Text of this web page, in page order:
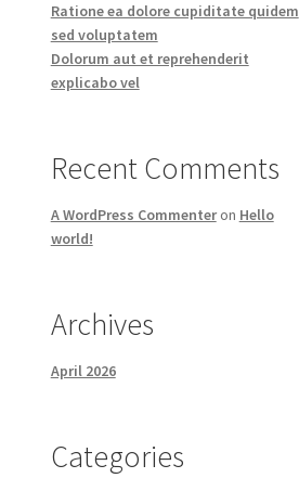
Ratione ea dolore cupiditate quidem
sed voluptatem
Dolorum aut et reprehenderit
explicabo vel
Recent Comments
A WordPress Commenteron Hello
world!
Archives
April 2026
Categories